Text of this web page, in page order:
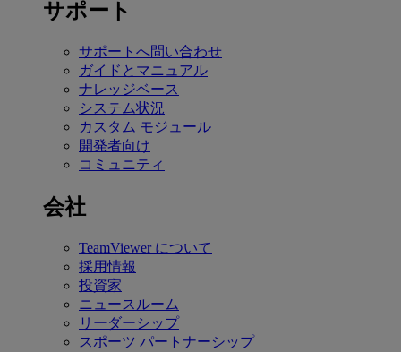
サポート
サポートへ問い合わせ
ガイドとマニュアル
ナレッジベース
システム状況
カスタム モジュール
開発者向け
コミュニティ
会社
TeamViewer について
採用情報
投資家
ニュースルーム
リーダーシップ
スポーツ パートナーシップ